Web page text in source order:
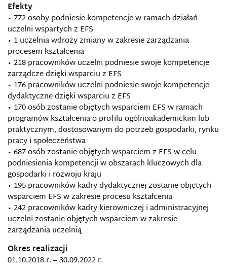
Efekty
• 772 osoby podniesie kompetencje w ramach działań
uczelni wspartych z EFS
• 1 uczelnia wdroży zmiany w zakresie zarządzania
procesem kształcenia
• 218 pracowników uczelni podniesie swoje kompetencje
zarządcze dzięki wsparciu z EFS
• 176 pracowników uczelni podniesie swoje kompetencje
dydaktyczne dzięki wsparciu z EFS
• 170 osób zostanie objętych wsparciem EFS w ramach
programów kształcenia o profilu ogólnoakademickim lub
praktycznym, dostosowanym do potrzeb gospodarki, rynku
pracy i społeczeństwa
• 687 osób zostanie objętych wsparciem z EFS w celu
podniesienia kompetencji w obszarach kluczowych dla
gospodarki i rozwoju kraju
• 195 pracowników kadry dydaktycznej zostanie objętych
wsparciem EFS w zakresie procesu kształcenia
• 242 pracowników kadry kierowniczej i administracyjnej
uczelni zostanie objętych wsparciem w zakresie
zarządzania uczelnią
Okres realizacji
01.10.2018 r. – 30.09.2022 r.